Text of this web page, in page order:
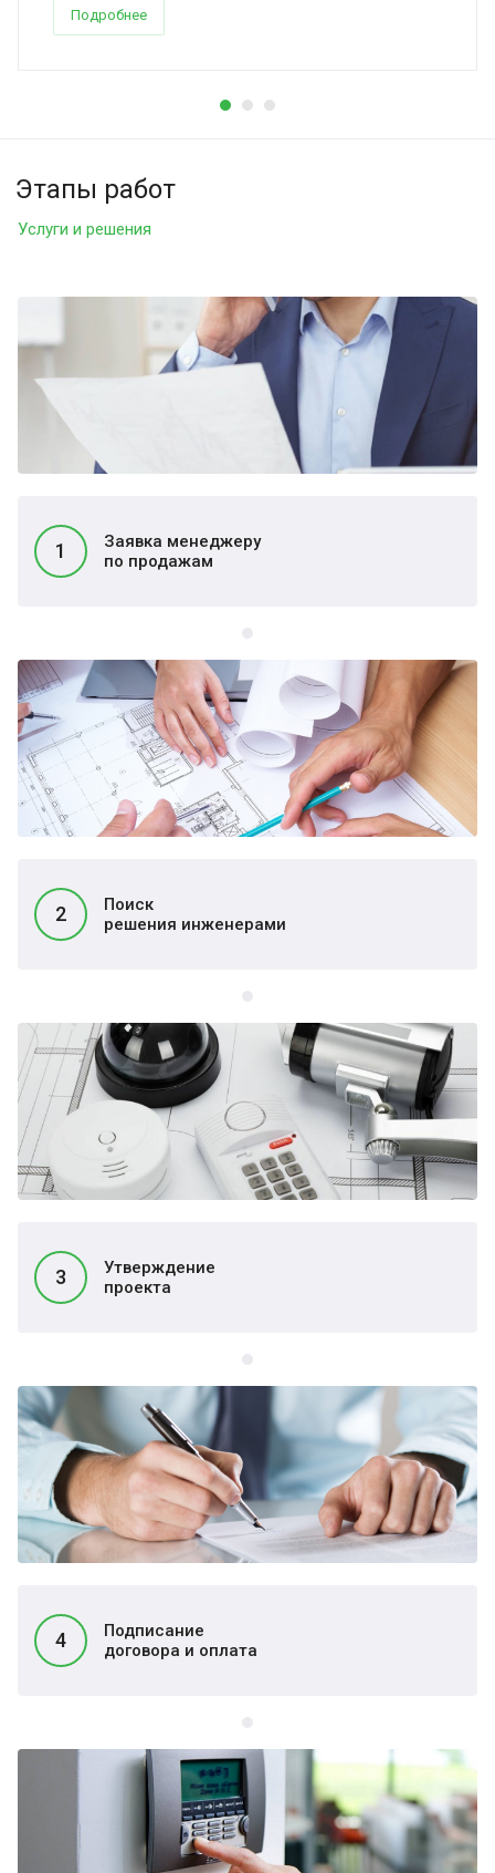
Подробнее
Услуги и решения
Этапы работ
1
Заявка менеджеру
по продажам
2
Поиск
решения инженерами
3
Утверждение
проекта
4
Подписание
договора и оплата